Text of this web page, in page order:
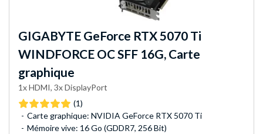
GIGABYTE GeForce RTX 5070 Ti
WINDFORCE OC SFF 16G, Carte
graphique
1x HDMI, 3x DisplayPort
(1)
Carte graphique: NVIDIA GeForce RTX 5070 Ti
Mémoire vive: 16 Go (GDDR7, 256 Bit)